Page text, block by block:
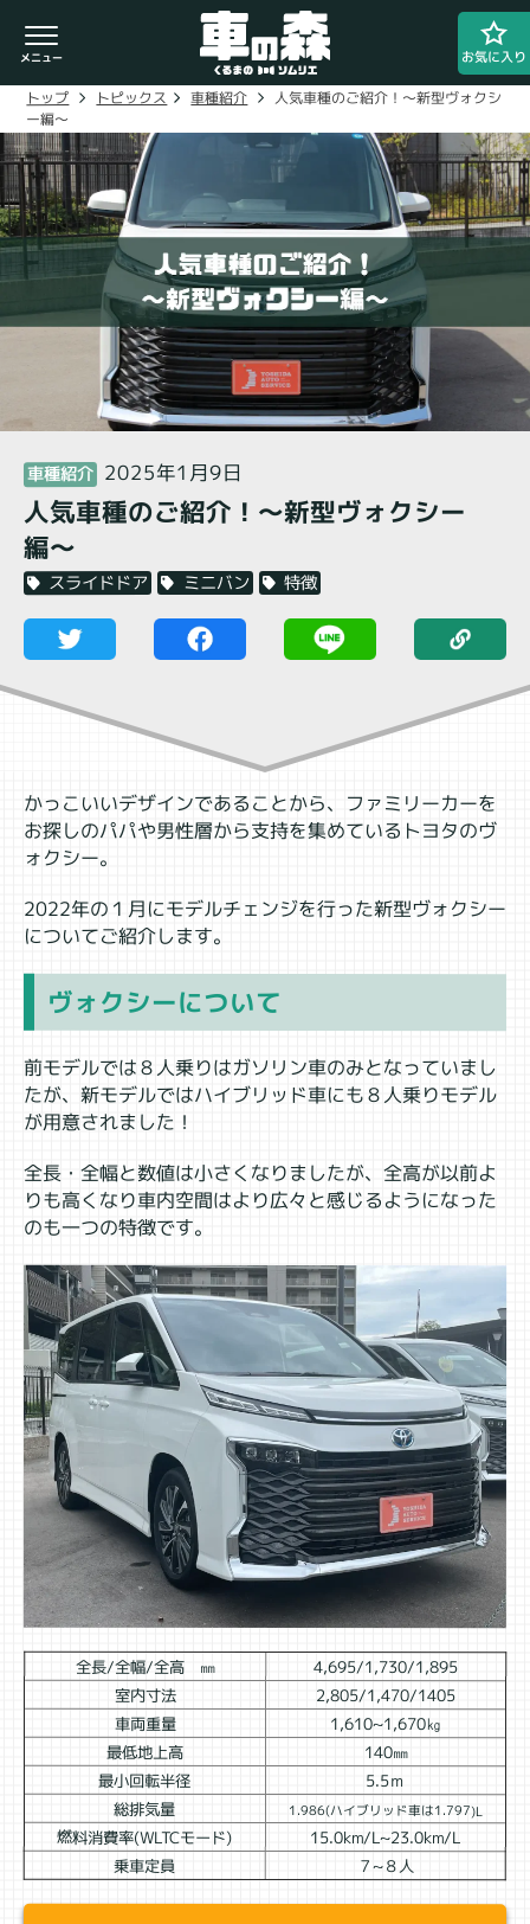
お気に入り
車検・整備のお問い合わせ
0800-080-1777
ご希望の店舗をタップしてください。
車の森
閉じる
トップ トピックス 車種紹介 人気車種のご紹介！〜新型ヴォクシ
ー編〜
車種紹介 2025年1月9日
人気車種のご紹介！〜新型ヴォクシー
編〜
スライドドア ミニバン 特徴
かっこいいデザインであることから、ファミリーカーを
お探しのパパや男性層から支持を集めているトヨタのヴ
ォクシー。
2022年の１月にモデルチェンジを行った新型ヴォクシー
についてご紹介します。
ヴォクシーについて
前モデルでは８人乗りはガソリン車のみとなっていまし
たが、新モデルではハイブリッド車にも８人乗りモデル
が用意されました！
全長・全幅と数値は小さくなりましたが、全高が以前よ
りも高くなり車内空間はより広々と感じるようになった
のも一つの特徴です。
全長/全幅/全高 ㎜ 4,695/1,730/1,895
室内寸法 2,805/1,470/1405
車両重量 1,610~1,670㎏
最低地上高 140㎜
最小回転半径 5.5ｍ
総排気量 1.986(ハイブリッド車は1.797)L
燃料消費率(WLTCモード) 15.0km/L~23.0km/L
乗車定員 ７~８人